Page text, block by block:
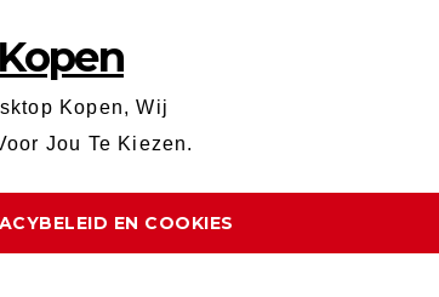
Kopen, Wij
Jou Te Kiezen.
EN COOKIES